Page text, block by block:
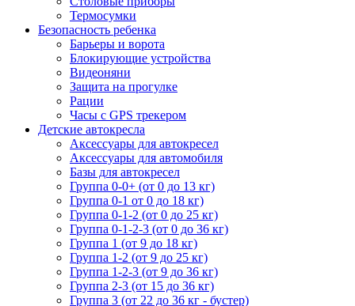
Термосумки
Безопасность ребенка
Барьеры и ворота
Блокирующие устройства
Видеоняни
Защита на прогулке
Рации
Часы с GPS трекером
Детские автокресла
Аксессуары для автокресел
Аксессуары для автомобиля
Базы для автокресел
Группа 0-0+ (от 0 до 13 кг)
Группа 0-1 от 0 до 18 кг)
Группа 0-1-2 (от 0 до 25 кг)
Группа 0-1-2-3 (от 0 до 36 кг)
Группа 1 (от 9 до 18 кг)
Группа 1-2 (от 9 до 25 кг)
Группа 1-2-3 (от 9 до 36 кг)
Группа 2-3 (от 15 до 36 кг)
Группа 3 (от 22 до 36 кг - бустер)